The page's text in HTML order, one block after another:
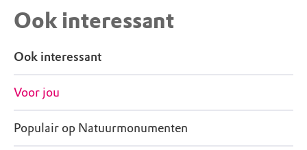
Ook interessant
Ook interessant
Voor jou
Populair op Natuurmonumenten